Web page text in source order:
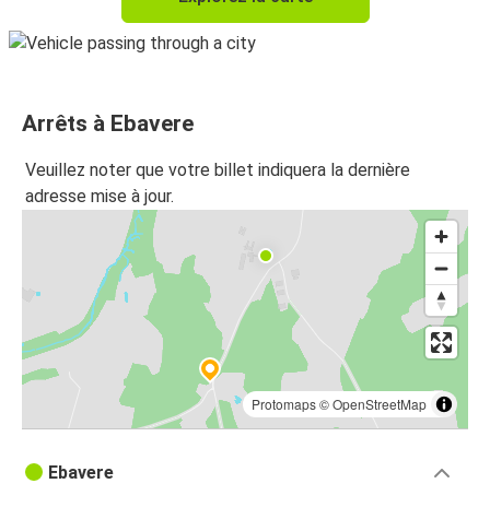
Arrêts à Ebavere
Veuillez noter que votre billet indiquera la dernière
adresse mise à jour.
Protomaps©OpenStreetMap
Ebavere